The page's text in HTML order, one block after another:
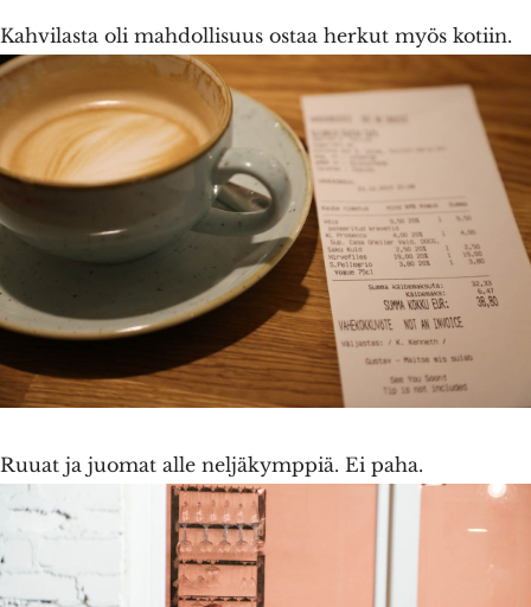
Kahvilasta oli mahdollisuus ostaa herkut myös kotiin.
Ruuat ja juomat alle neljäkymppiä. Ei paha.